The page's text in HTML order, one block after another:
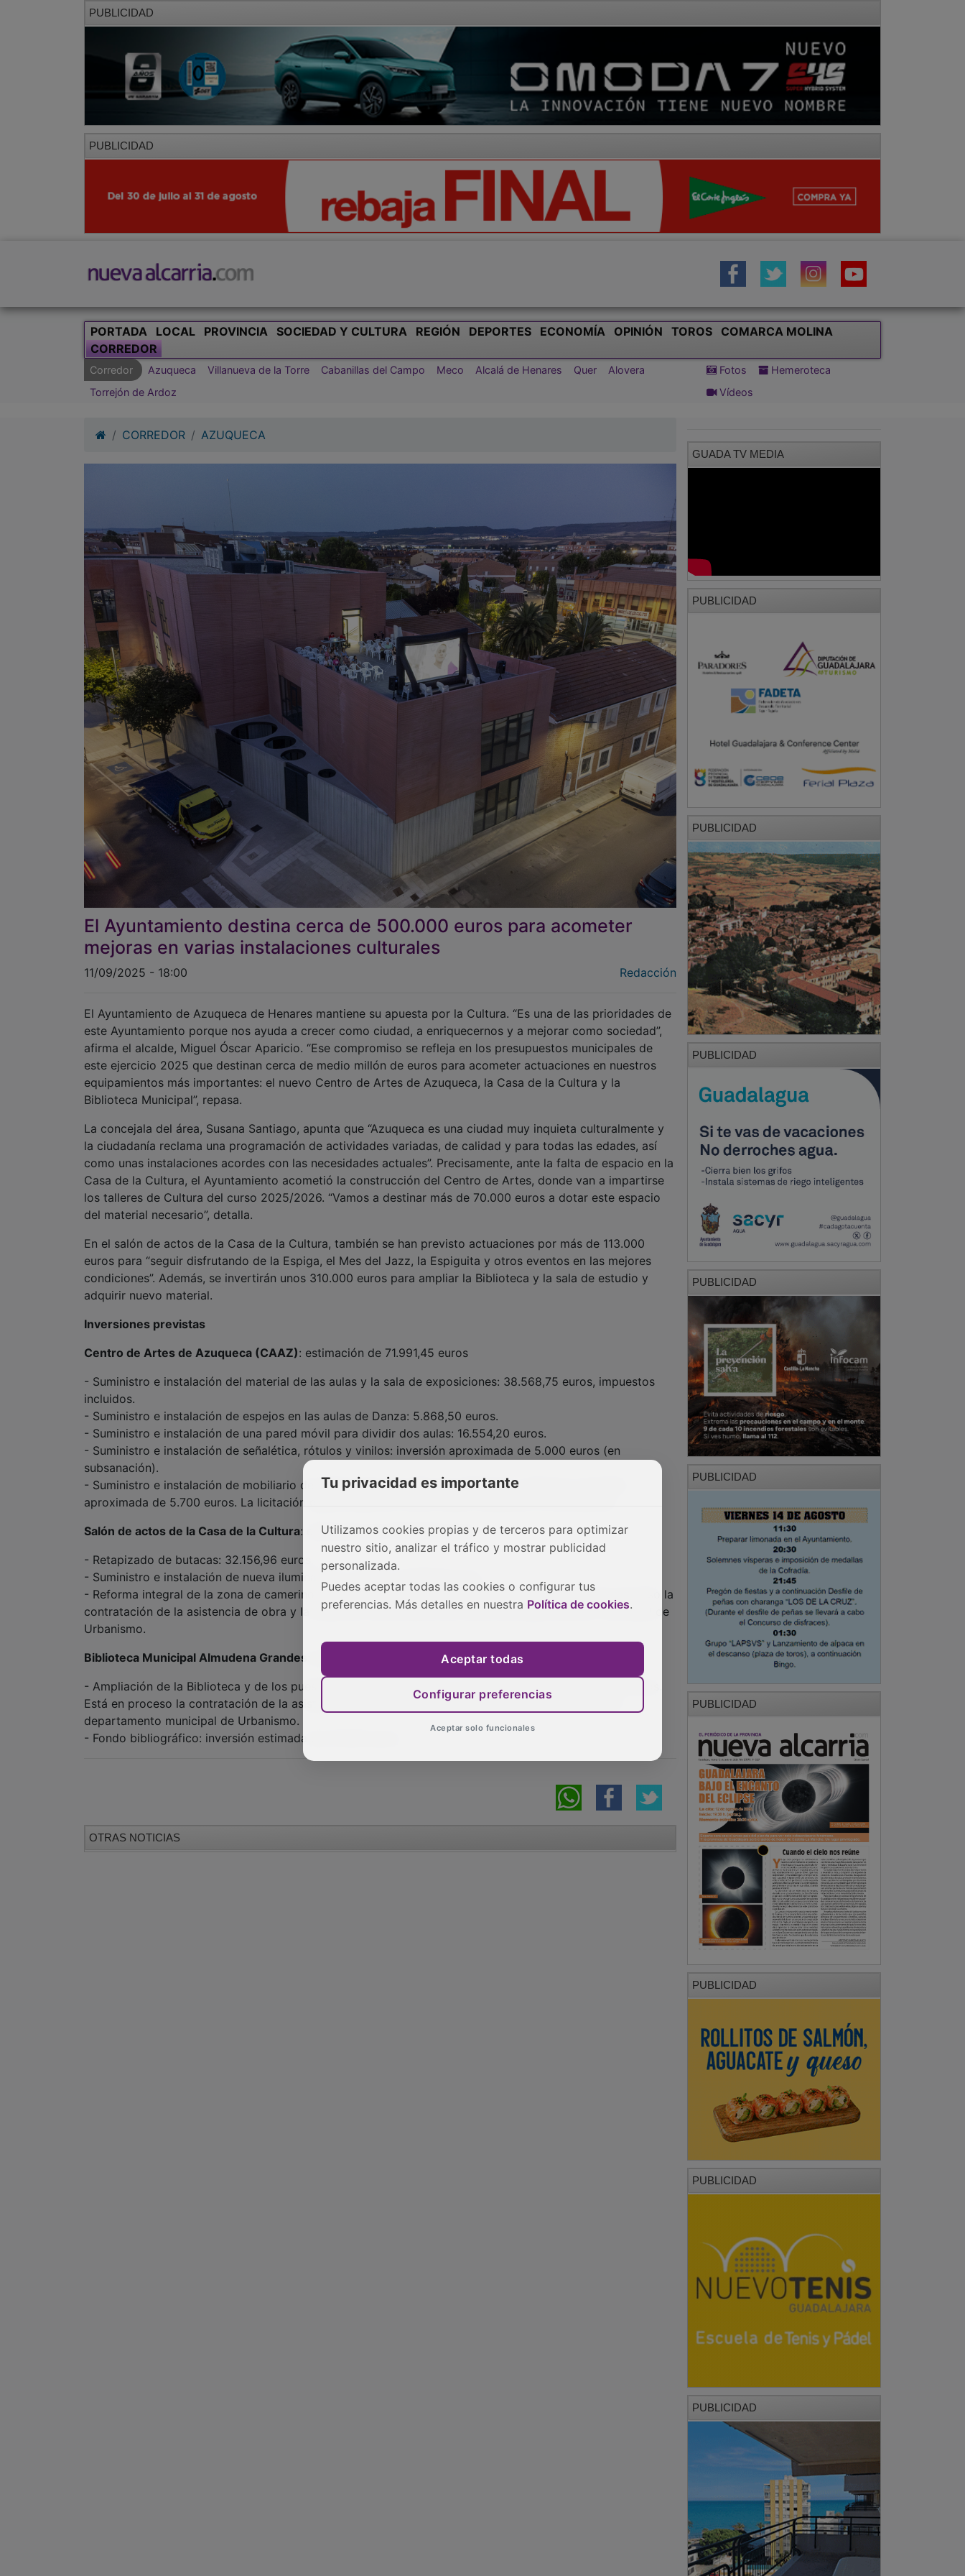
PUBLICIDAD
PUBLICIDAD
PORTADA LOCAL PROVINCIA SOCIEDAD Y CULTURA REGIÓN DEPORTES ECONOMÍA OPINIÓN TOROS
COMARCA MOLINA
CORREDOR
Corredor Azuqueca Villanueva de la Torre Cabanillas del Campo Meco Alcalá de Henares Quer
Alovera
Torrejón de Ardoz
Fotos
Hemeroteca
Vídeos
CORREDOR AZUQUECA
El Ayuntamiento destina cerca de 500.000 euros para acometer
mejoras en varias instalaciones culturales
11/09/2025 - 18:00 Redacción
El Ayuntamiento de Azuqueca de Henares mantiene su apuesta por la Cultura. “Es una de las prioridades de
este Ayuntamiento porque nos ayuda a crecer como ciudad, a enriquecernos y a mejorar como sociedad”,
afirma el alcalde, Miguel Óscar Aparicio. “Ese compromiso se refleja en los presupuestos municipales de
este ejercicio 2025 que destinan cerca de medio millón de euros para acometer actuaciones en nuestros
equipamientos más importantes: el nuevo Centro de Artes de Azuqueca, la Casa de la Cultura y la
Biblioteca Municipal”, repasa.
La concejala del área, Susana Santiago, apunta que “Azuqueca es una ciudad muy inquieta culturalmente y
la ciudadanía reclama una programación de actividades variadas, de calidad y para todas las edades, así
como unas instalaciones acordes con las necesidades actuales”. Precisamente, ante la falta de espacio en la
Casa de la Cultura, el Ayuntamiento acometió la construcción del Centro de Artes, donde van a impartirse
los talleres de Cultura del curso 2025/2026. “Vamos a destinar más de 70.000 euros a dotar este espacio
del material necesario”, detalla.
En el salón de actos de la Casa de la Cultura, también se han previsto actuaciones por más de 113.000
euros para “seguir disfrutando de la Espiga, el Mes del Jazz, la Espiguita y otros eventos en las mejores
condiciones”. Además, se invertirán unos 310.000 euros para ampliar la Biblioteca y la sala de estudio y
adquirir nuevo material.
Inversiones previstas
Centro de Artes de Azuqueca (CAAZ): estimación de 71.991,45 euros
- Suministro e instalación del material de las aulas y la sala de exposiciones: 38.568,75 euros, impuestos
incluidos.
- Suministro e instalación de espejos en las aulas de Danza: 5.868,50 euros.
- Suministro e instalación de una pared móvil para dividir dos aulas: 16.554,20 euros.
- Suministro e instalación de señalética, rótulos y vinilos: inversión aproximada de 5.000 euros (en
subsanación).
- Suministro e instalación de mobiliario de oficina para las aulas de profesores y técnicos: inversión
aproximada de 5.700 euros. La licitación quedó desierta y se ha vuelto a publicar la contratación.
Salón de actos de la Casa de la Cultura: estimación de 113.553,14 euros
- Retapizado de butacas: 32.156,96 euros.
- Suministro e instalación de nueva iluminación y sonido: 51.396,18 euros.
- Reforma integral de la zona de camerinos: inversión estimada de 30.000-40.000 euros. Está en proceso la
contratación de la asistencia de obra y la redacción del proyecto por parte del departamento municipal de
Urbanismo.
Biblioteca Municipal Almudena Grandes
: estimación de 310.000 euros
- Ampliación de la Biblioteca y de los puestos de la sala de estudio: inversión estimada de 300.000 euros.
Está en proceso la contratación de la asistencia de obra y la redacción del proyecto por parte del
departamento municipal de Urbanismo.
- Fondo bibliográfico: inversión estimada de 10.000 euros.
OTRAS NOTICIAS
GUADA TV MEDIA
PUBLICIDAD
PUBLICIDAD
PUBLICIDAD
PUBLICIDAD
PUBLICIDAD
PUBLICIDAD
PUBLICIDAD
PUBLICIDAD
PUBLICIDAD
Tu privacidad es importante
Utilizamos cookies propias y de terceros para optimizar
nuestro sitio, analizar el tráfico y mostrar publicidad
personalizada.
Puedes aceptar todas las cookies o configurar tus
preferencias. Más detalles en nuestra Política de cookies.
Aceptar todas
Configurar preferencias
Aceptar solo funcionales